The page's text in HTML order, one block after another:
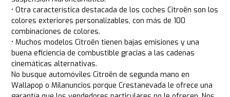
• Otra característica destacada de los coches Citroën son los
colores exteriores personalizables, con más de 100
combinaciones de colores.
• Muchos modelos Citroën tienen bajas emisiones y una
buena eficiencia de combustible gracias a las cadenas
cinemáticas alternativas.
No busque automóviles Citroën de segunda mano en
Wallapop o Milanuncios porque Crestanevada le ofrece una